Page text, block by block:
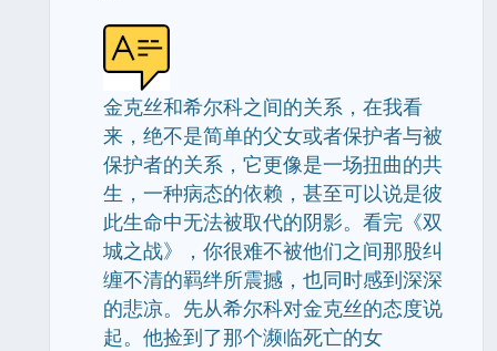
金克丝和希尔科之间的关系，在我看
来，绝不是简单的父女或者保护者与被
保护者的关系，它更像是一场扭曲的共
生，一种病态的依赖，甚至可以说是彼
此生命中无法被取代的阴影。看完《双
城之战》，你很难不被他们之间那股纠
缠不清的羁绊所震撼，也同时感到深深
的悲凉。先从希尔科对金克丝的态度说
起。他捡到了那个濒临死亡的女